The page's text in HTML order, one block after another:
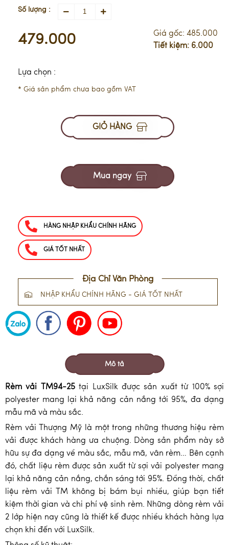
Số lượng :
479.000 Giá gốc: 485.000
Tiết kiệm: 6.000
Lựa chọn :
* Giá sản phẩm chưa bao gồm VAT
GIỎ HÀNG
Mua ngay
HÀNG NHẬP KHẨU CHÍNH HÃNG
GIÁ TỐT NHẤT
Địa Chỉ Văn Phòng
NHẬP KHẨU CHÍNH HÃNG - GIÁ TỐT NHẤT
Mô tả
Rèm vải TM94-25tại LuxSilk được sản xuất từ 100% sợi
polyester mang lại khả năng cản nắng tới 95%, đa dạng
mẫu mã và màu sắc.
Rèm vải Thượng Mỹ là một trong những thương hiệu rèm
vải được khách hàng ưa chuộng. Dòng sản phẩm này sở
hữu sự đa dạng về màu sắc, mẫu mã, vân rèm… Bên cạnh
đó, chất liệu rèm được sản xuất từ sợi vải polyester mang
lại khả năng cản nắng, chắn sáng tới 95%. Đồng thời, chất
liệu rèm vải TM không bị bám bụi nhiều, giúp bạn tiết
kiệm thời gian và chi phí vệ sinh rèm. Những dòng rèm vải
2 lớp hiện nay cũng là thiết kế được nhiều khách hàng lựa
chọn khi đến với LuxSilk.